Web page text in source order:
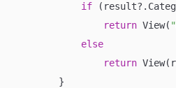
if
return View(
else
return
        }